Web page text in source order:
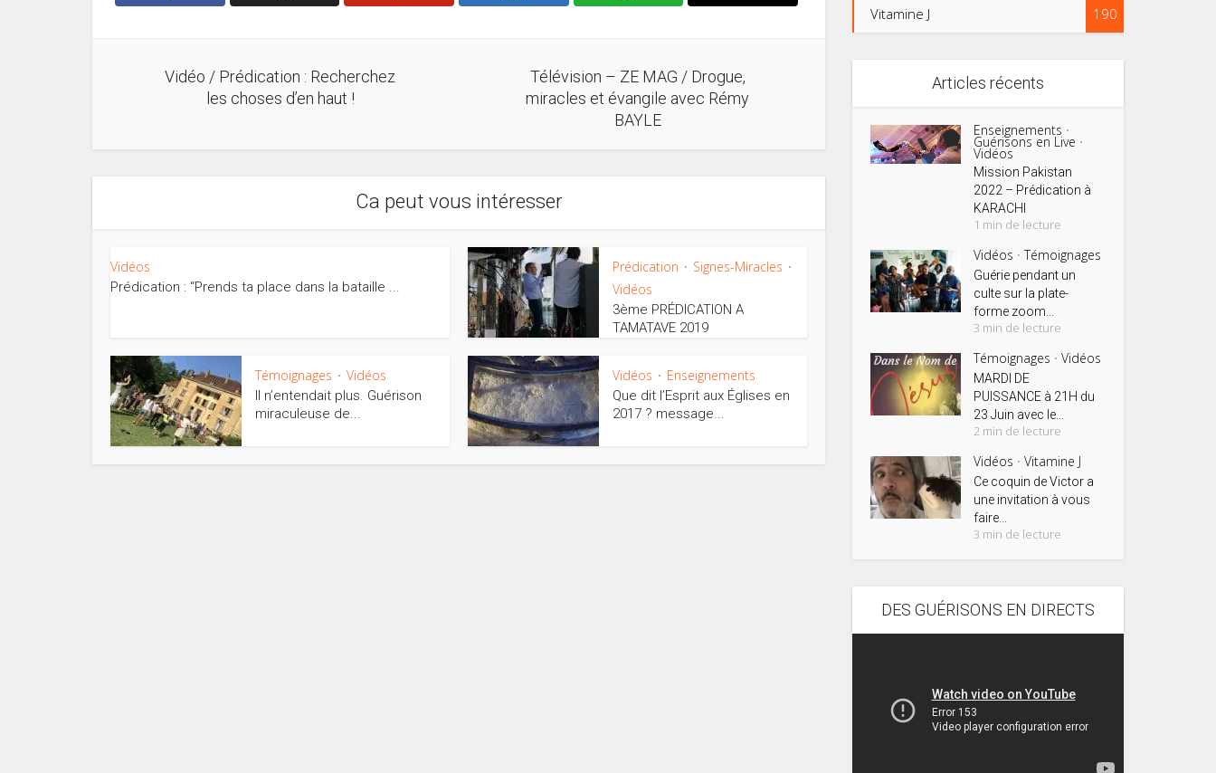
Vidéo / Prédication : Recherchez
les choses d’en haut !
Télévision – ZE MAG / Drogue,
miracles et évangile avec Rémy
BAYLE
Ca peut vous intéresser
Vidéos
Prédication : “Prends ta place dans la bataille ...
Prédication • Signes-Miracles •
Vidéos
3ème PRÉDICATION A
TAMATAVE 2019
Témoignages • Vidéos
Il n’entendait plus. Guérison
miraculeuse de...
Vidéos • Enseignements
Que dit l’Esprit aux Églises en
2017 ? message...
Vitamine J 190
Articles récents
Enseignements •
Guérisons en Live •
Vidéos
Mission Pakistan
2022 – Prédication à
KARACHI
1 min de lecture
Vidéos • Témoignages
Guérie pendant un
culte sur la plate-
forme zoom...
3 min de lecture
Témoignages • Vidéos
MARDI DE
PUISSANCE à 21H du
23 Juin avec le...
2 min de lecture
Vidéos • Vitamine J
Ce coquin de Victor a
une invitation à vous
faire...
3 min de lecture
DES GUÉRISONS EN DIRECTS